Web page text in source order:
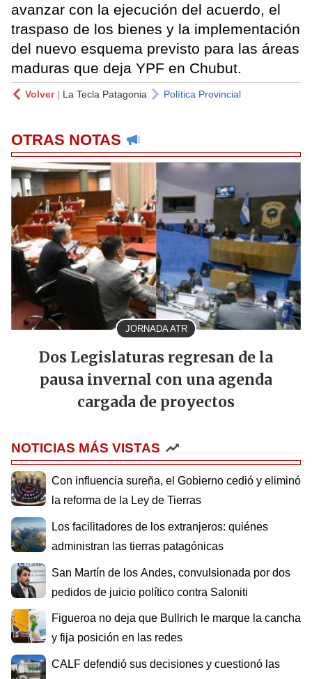
avanzar con la ejecución del acuerdo, el
traspaso de los bienes y la implementación
del nuevo esquema previsto para las áreas
maduras que deja YPF en Chubut.
Volver| La Tecla Patagonia Política Provincial
OTRAS NOTAS
JORNADA ATR
Dos Legislaturas regresan de la
pausa invernal con una agenda
cargada de proyectos
NOTICIAS MÁS VISTAS
Con influencia sureña, el Gobierno cedió y eliminó
la reforma de la Ley de Tierras
Los facilitadores de los extranjeros: quiénes
administran las tierras patagónicas
San Martín de los Andes, convulsionada por dos
pedidos de juicio político contra Saloniti
Figueroa no deja que Bullrich le marque la cancha
y fija posición en las redes
CALF defendió sus decisiones y cuestionó las